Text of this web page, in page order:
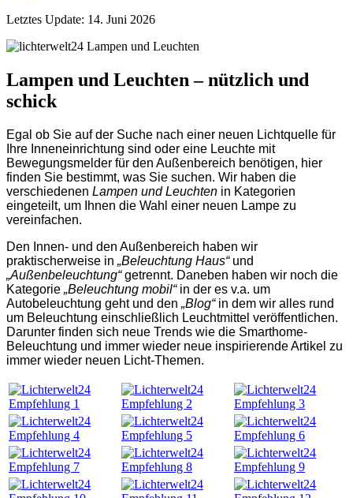
Letztes Update: 14. Juni 2026
Lampen und Leuchten – nützlich und
schick
Egal ob Sie auf der Suche nach einer neuen Lichtquelle für
Ihre Inneneinrichtung sind oder eine Leuchte mit
Bewegungsmelder für den Außenbereich benötigen, hier
finden Sie bestimmt, was Sie suchen. Wir haben die
verschiedenen Lampen und Leuchten in Kategorien
eingeteilt, um Ihnen die Wahl einer neuen Lampe zu
vereinfachen.
Den Innen- und den Außenbereich haben wir
praktischerweise in „Beleuchtung Haus“und
„Außenbeleuchtung“getrennt. Daneben haben wir noch die
Kategorie „Beleuchtung mobil“in der es v.a. um
Autobeleuchtung geht und den „Blog“in dem wir alles rund
um Beleuchtung einschließlich Leuchtmittel veröffentlichen.
Darunter finden sich neue Trends wie die Smarthome-
Beleuchtung und immer wieder neue inspirierende Artikel zu
immer wieder neuen Licht-Themen.